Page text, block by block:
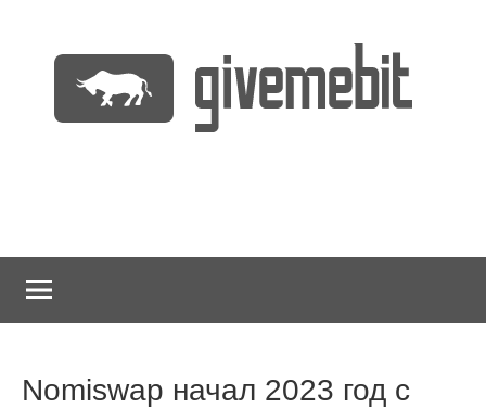
содержимому
Nomiswap начал 2023 год с